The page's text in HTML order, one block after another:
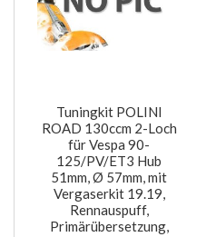
Tuningkit POLINI
ROAD 130ccm 2-Loch
für Vespa 90-
125/PV/ET3 Hub
51mm, Ø 57mm, mit
Vergaserkit 19.19,
Rennauspuff,
Primärübersetzung,